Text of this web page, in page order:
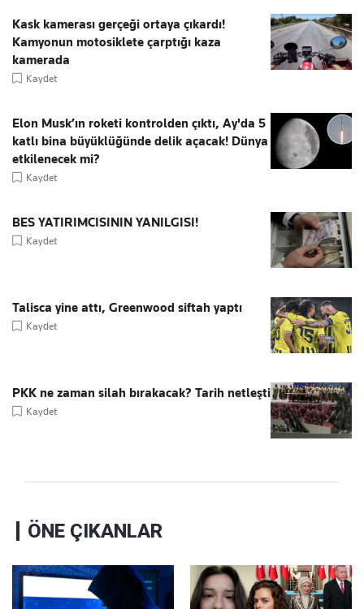
Kask kamerası gerçeği ortaya çıkardı!
Kamyonun motosiklete çarptığı kaza
kamerada
Kaydet
Elon Musk’ın roketi kontrolden çıktı, Ay'da 5
katlı bina büyüklüğünde delik açacak! Dünya
etkilenecek mi?
Kaydet
BES YATIRIMCISININ YANILGISI!
Kaydet
Talisca yine attı, Greenwood siftah yaptı
Kaydet
PKK ne zaman silah bırakacak? Tarih netleşti
Kaydet
ÖNE ÇIKANLAR